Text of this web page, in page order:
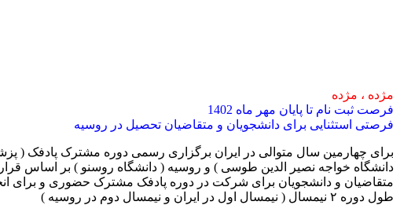
مژده ، مژده
فرصت ثبت نام تا پایان مهر ماه 1402
فرصتی استثنایی برای دانشجویان و متقاضیان تحصیل در روسیه
برای چهارمین سال متوالی در ایران برگزاری رسمی دوره مشترک پادفک (
دانشگاه خواجه نصیر الدین طوسی ) و روسیه ( دانشگاه روسنو ) بر اساس
متقاضیان و دانشجویان برای شرکت در دوره پادفک مشترک حضوری و برای
طول دوره ۲ نیمسال ( نیمسال اول در ایران و نیمسال دوم در روسیه )